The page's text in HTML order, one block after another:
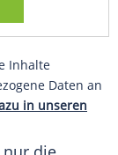
Inhalte
Daten an
in unseren